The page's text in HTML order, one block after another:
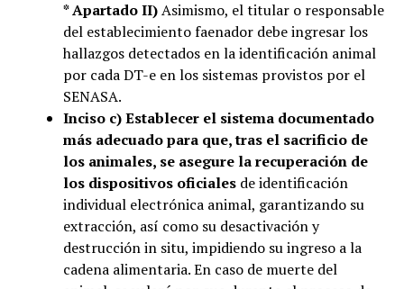
* Apartado II)Asimismo, el titular o responsable
del establecimiento faenador debe ingresar los
hallazgos detectados en la identificación animal
por cada DT-e en los sistemas provistos por el
SENASA.
Inciso c) Establecer el sistema documentado
más adecuado para que, tras el sacrificio de
los animales, se asegure la recuperación de
los dispositivos oficiales de identificación
individual electrónica animal, garantizando su
extracción, así como su desactivación y
destrucción in situ, impidiendo su ingreso a la
cadena alimentaria. En caso de muerte del